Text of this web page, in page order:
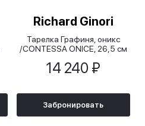
Richard Ginori
Тарелка Графиня, оникс
/CONTESSA ONICE, 26,5 см
14 240 ₽
Забронировать